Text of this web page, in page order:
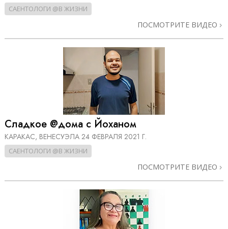
САЕНТОЛОГИ @В ЖИЗНИ
ПОСМОТРИТЕ ВИДЕО
Сладкое @дома с Йоханом
КАРАКАС, ВЕНЕСУЭЛА 24 ФЕВРАЛЯ 2021 Г.
САЕНТОЛОГИ @В ЖИЗНИ
ПОСМОТРИТЕ ВИДЕО